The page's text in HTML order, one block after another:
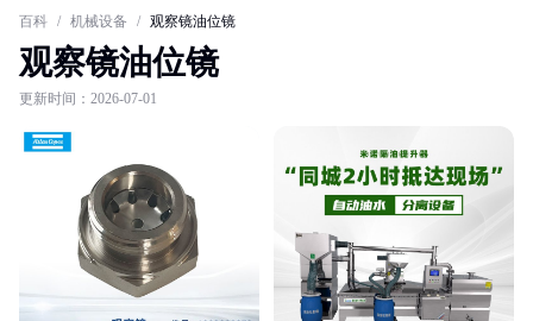
百科 / 机械设备 / 观察镜油位镜
观察镜油位镜
更新时间：2026-07-01